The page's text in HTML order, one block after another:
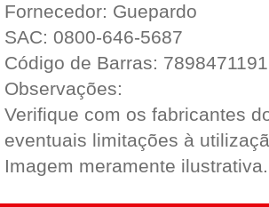
Fornecedor: Guepardo
SAC: 0800-646-5687
Código de Barras:
Observações:
Verifique com os fabricantes
eventuais limitações à
Imagem meramente ilustrativa.